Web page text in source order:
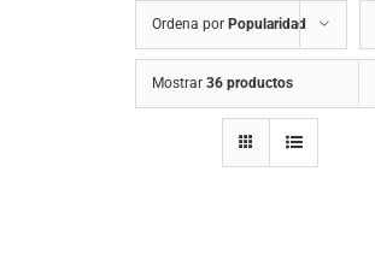
Ordena por Popularidad
Mostrar 36 productos